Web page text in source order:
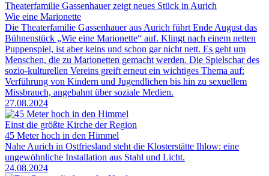
Theaterfamilie Gassenhauer zeigt neues Stück in Aurich
Wie eine Marionette
Die Theaterfamilie Gassenhauer aus Aurich führt Ende August das
Bühnenstück „Wie eine Marionette“ auf. Klingt nach einem netten
Puppenspiel, ist aber keins und schon gar nicht nett. Es geht um
Menschen, die zu Marionetten gemacht werden. Die Spielschar des
sozio-kulturellen Vereins greift erneut ein wichtiges Thema auf:
Verführung von Kindern und Jugendlichen bis hin zu sexuellem
Missbrauch, angebahnt über soziale Medien.
27.08.2024
Einst die größte Kirche der Region
45 Meter hoch in den Himmel
Nahe Aurich in Ostfriesland steht die Klosterstätte Ihlow: eine
ungewöhnliche Installation aus Stahl und Licht.
24.08.2024